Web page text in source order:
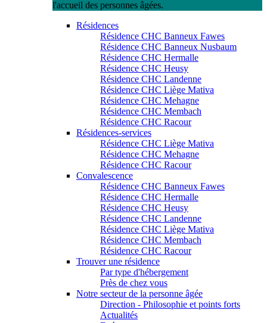
l'accueil des personnes âgées.
Résidences
Résidence CHC Banneux Fawes
Résidence CHC Banneux Nusbaum
Résidence CHC Hermalle
Résidence CHC Heusy
Résidence CHC Landenne
Résidence CHC Liège Mativa
Résidence CHC Mehagne
Résidence CHC Membach
Résidence CHC Racour
Résidences-services
Résidence CHC Liège Mativa
Résidence CHC Mehagne
Résidence CHC Racour
Convalescence
Résidence CHC Banneux Fawes
Résidence CHC Hermalle
Résidence CHC Heusy
Résidence CHC Landenne
Résidence CHC Liège Mativa
Résidence CHC Membach
Résidence CHC Racour
Trouver une résidence
Par type d'hébergement
Près de chez vous
Notre secteur de la personne âgée
Direction - Philosophie et points forts
Actualités